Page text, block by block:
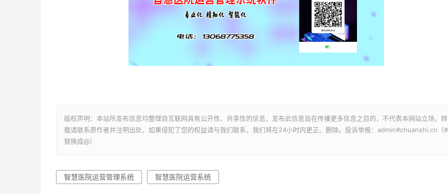
版权声明：本站所发布信息均整理自互联网具有公开性、共享性的信息，发布此信息旨在传播更多信息之目的，不代表本网站立场，转
载请联系原作者并注明出处，如果侵犯了您的权益请与我们联系，我们将在24小时内更正、删除。投诉举报：admin#chuanshi.cn（#
替换成@）
智慧医院运营管理系统 智慧医院运营系统